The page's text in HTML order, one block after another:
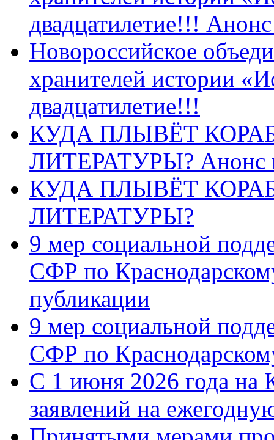
двадцатилетие!!!
Новороссийское
хранителей истории
двадцатилетие!!!
КУДА ПЛЫВЁТ
ЛИТЕРАТУРЫ? Анонс
КУДА ПЛЫВЁТ
ЛИТЕРАТУРЫ?
9 мер социальной
СФР по
публикации
9 мер социальной
СФР по
С 1 июня 2026 года на
заявлений на